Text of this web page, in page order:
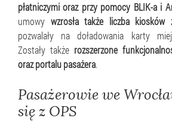
płatniczymi oraz przy pomocy BLIK-a i
umowy wzrosła także liczba kiosków
pozwalały na doładowania karty
Zostały także rozszerzone
oraz portalu pasażera.
Pasażerowie we
się z OPS